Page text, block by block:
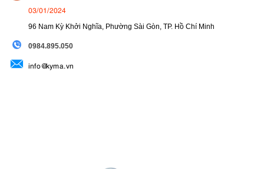
03/01/2024
96 Nam Kỳ Khởi Nghĩa, Phường Sài Gòn, TP. Hồ Chí Minh
0984.895.050
info@kyma.vn